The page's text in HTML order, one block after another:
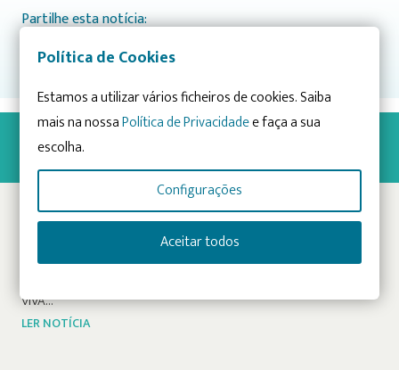
Partilhe esta notícia:
07/24/2026
VIVA: Programa de capacitação e empoderamento
de pessoas com deficiência
Liderado pela Sociedade Portuguesa de Esclerose Múltipla
VIVA…
LER NOTÍCIA
Política de Cookies
Estamos a utilizar vários ficheiros de cookies. Saiba
mais na nossaPolítica de Privacidadee faça a sua
escolha.
Configurações
Aceitar todos